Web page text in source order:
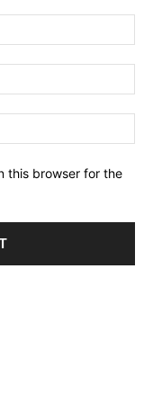
this browser for the